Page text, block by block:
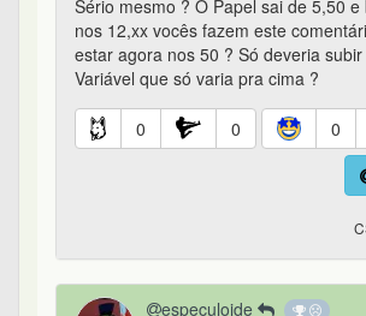
Sério mesmo ? O Papel sai de 5,50 e
nos 12,xx vocês fazem este
estar agora nos 50 ? Só deveria
Variável que só varia pra cima ?
0 0 0
especuloide